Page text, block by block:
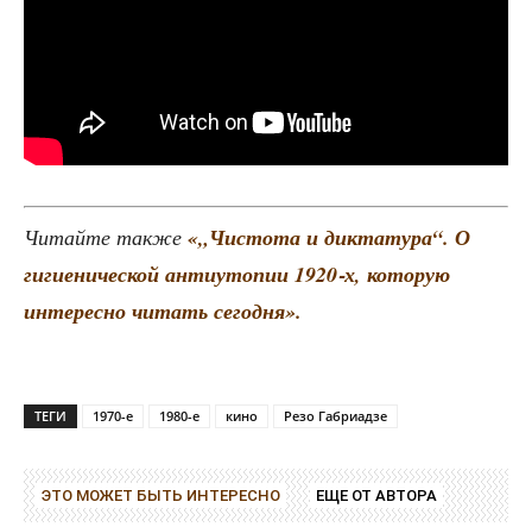
Читай­те так­же «„Чисто­та и дик­та­ту­ра“. О
гиги­е­ни­че­ской анти­уто­пии 1920‑х, кото­рую
инте­рес­но читать сего­дня».
ТЕГИ 1970-е 1980-е кино Резо Габриадзе
ЭТО МОЖЕТ БЫТЬ ИНТЕРЕСНО ЕЩЕ ОТ АВТОРА